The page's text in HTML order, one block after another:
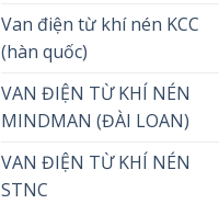
Van điện từ khí nén KCC
(hàn quốc)
VAN ĐIỆN TỪ KHÍ NÉN
MINDMAN (ĐÀI LOAN)
VAN ĐIỆN TỪ KHÍ NÉN
STNC